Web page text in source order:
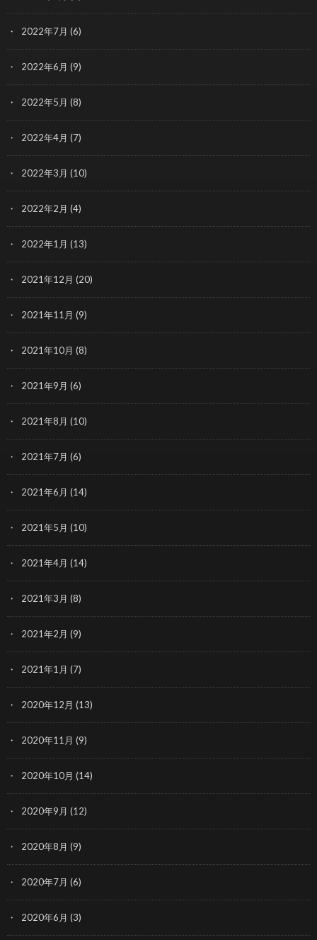
2022年7月 (6)
2022年6月 (9)
2022年5月 (8)
2022年4月 (7)
2022年3月 (10)
2022年2月 (4)
2022年1月 (13)
2021年12月 (20)
2021年11月 (9)
2021年10月 (8)
2021年9月 (6)
2021年8月 (10)
2021年7月 (6)
2021年6月 (14)
2021年5月 (10)
2021年4月 (14)
2021年3月 (8)
2021年2月 (9)
2021年1月 (7)
2020年12月 (13)
2020年11月 (9)
2020年10月 (14)
2020年9月 (12)
2020年8月 (9)
2020年7月 (6)
2020年6月 (3)